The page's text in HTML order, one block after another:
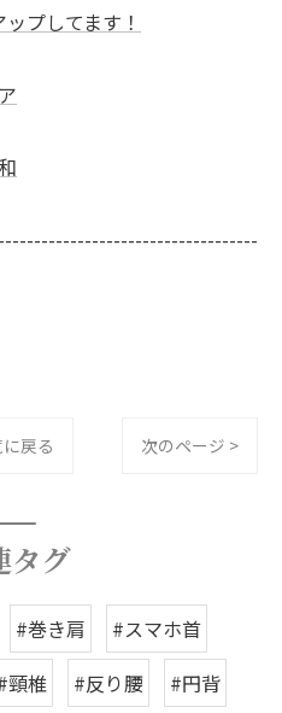
プしてます！
戻る 次のページ >
タグ
#巻き肩
#スマホ首
頸椎 #反り腰
#円背